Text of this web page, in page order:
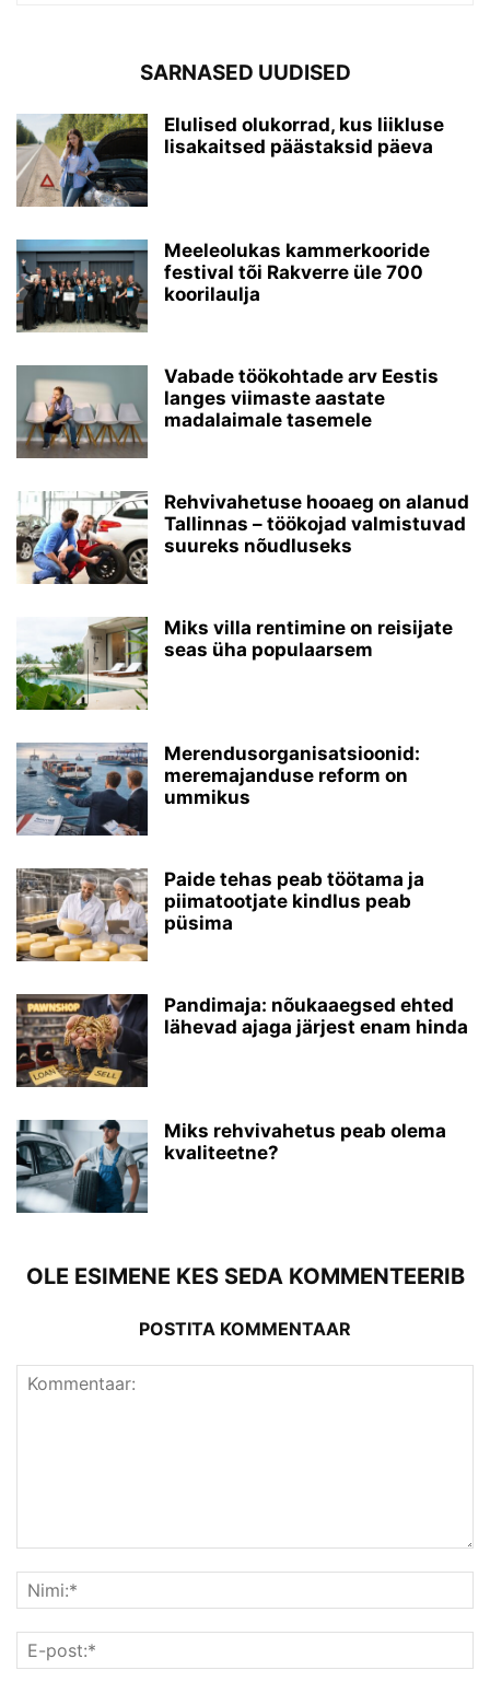
SARNASED UUDISED
Elulised olukorrad, kus liikluse
lisakaitsed päästaksid päeva
Meeleolukas kammerkooride
festival tõi Rakverre üle 700
koorilaulja
Vabade töökohtade arv Eestis
langes viimaste aastate
madalaimale tasemele
Rehvivahetuse hooaeg on alanud
Tallinnas – töökojad valmistuvad
suureks nõudluseks
Miks villa rentimine on reisijate
seas üha populaarsem
Merendusorganisatsioonid:
meremajanduse reform on
ummikus
Paide tehas peab töötama ja
piimatootjate kindlus peab
püsima
Pandimaja: nõukaaegsed ehted
lähevad ajaga järjest enam hinda
Miks rehvivahetus peab olema
kvaliteetne?
OLE ESIMENE KES SEDA KOMMENTEERIB
POSTITA KOMMENTAAR